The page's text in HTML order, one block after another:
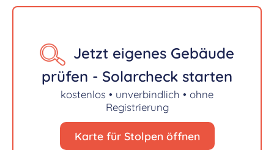
Jetzt eigenes Gebäude
prüfen - Solarcheck starten
kostenlos • unverbindlich • ohne
Registrierung
Karte für Stolpen öffnen